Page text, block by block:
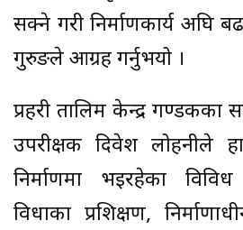
सक्ने गरी निर्माणकार्य अघि
गुरुङले आग्रह गर्नुभयो ।
प्रहरी तालिम केन्द्र गण्डकीका
उपरीक्षक दिवेश लोहनीले
निर्माणमा भइरहेका विविध
विधाका प्रशिक्षण,